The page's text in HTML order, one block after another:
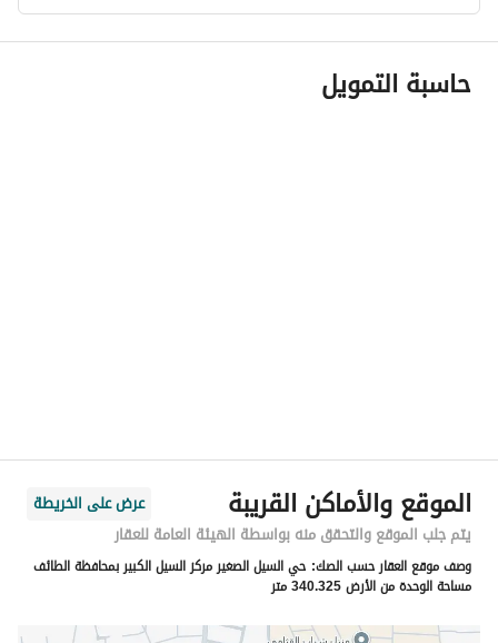
معلومات مسؤول الإعلان
اسم المسؤول
رقم المبنى
7399
الرقم الاضافي
3517
خط العرض
21.53095026477978
حاسبة التمويل
الموقع والأماكن القريبة
عرض على الخريطة
يتم جلب الموقع والتحقق منه بواسطة الهيئة العامة للعقار
وصف موقع العقار حسب الصك: حي السيل الصغير مركز السيل الكبير بمحافظة الطائف
مساحة الوحدة من الأرض 340.325 متر